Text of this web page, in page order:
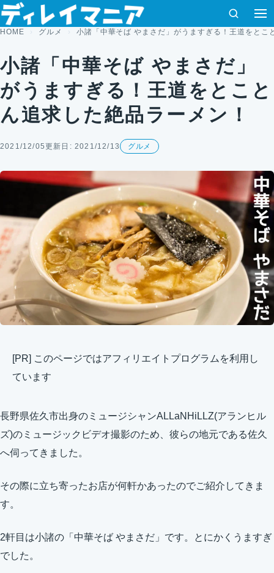
コンテンツへスキップ
検索
HOME グルメ 小諸「中華そば やまさだ」がうますぎる！王道をとこ
小諸「中華そば やまさだ」
がうますぎる！王道をとこと
ん追求した絶品ラーメン！
2021/12/05更新日: 2021/12/13 グルメ
[PR] このページではアフィリエイトプログラムを利用し
ています
長野県佐久市出身のミュージシャンALLaNHiLLZ(アランヒル
ズ)のミュージックビデオ撮影のため、彼らの地元である佐久
へ伺ってきました。
その際に立ち寄ったお店が何軒かあったのでご紹介してきま
す。
2軒目は小諸の「中華そば やまさだ」です。とにかくうますぎ
でした。